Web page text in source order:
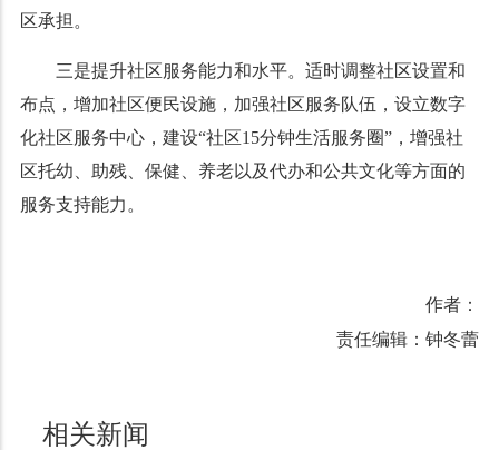
区承担。
三是提升社区服务能力和水平。适时调整社区设置和
布点，增加社区便民设施，加强社区服务队伍，设立数字
化社区服务中心，建设“社区15分钟生活服务圈”，增强社
区托幼、助残、保健、养老以及代办和公共文化等方面的
服务支持能力。
作者：
责任编辑：钟冬蕾
相关新闻